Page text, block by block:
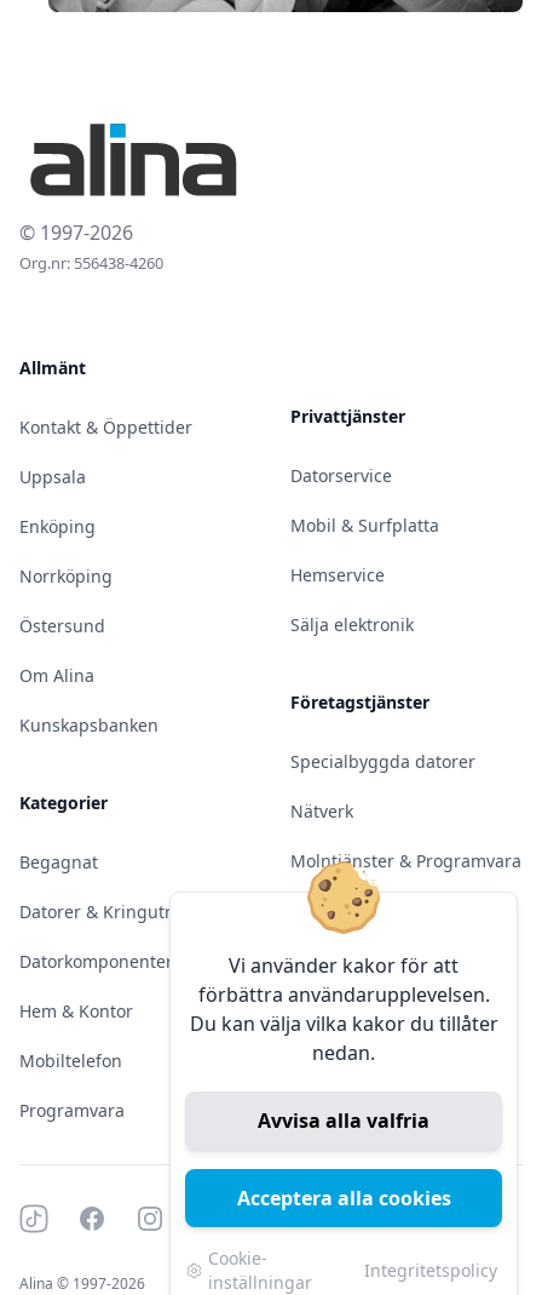
Vi använder kakor för att
förbättra användarupplevelsen.
Du kan välja vilka kakor du tillåter
nedan.
Avvisa alla valfria
Acceptera alla cookies
Cookie-
inställningar
Integritetspolicy
© 1997-2026
Org.nr: 556438-4260
Allmänt
Kontakt & Öppettider
Uppsala
Enköping
Norrköping
Östersund
Om Alina
Kunskapsbanken
Kategorier
Begagnat
Datorer & Kringutrustning
Datorkomponenter
Hem & Kontor
Mobiltelefon
Programvara
Privattjänster
Datorservice
Mobil & Surfplatta
Hemservice
Sälja elektronik
Företagstjänster
Specialbyggda datorer
Nätverk
Molntjänster & Programvara
Server & Backup
Kameraövervakning
Konferens & Public Display
Sälja elektronik
Tiktok FacebookInstagram
Alina © 1997-2026